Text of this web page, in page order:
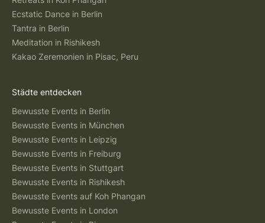
Ecstatic Dance in Berlin
Tantra in Berlin
Meditation in Rishikesh
Kakao Zeremonien in Pisac, Peru
Städte entdecken
Bewusste Events in Berlin
Bewusste Events in München
Bewusste Events in Leipzig
Bewusste Events in Freiburg
Bewusste Events in Stuttgart
Bewusste Events in Rishikesh
Bewusste Events auf Koh Phangan
Bewusste Events in London